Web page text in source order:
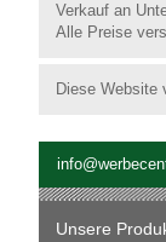
Verkauf an
Alle Preise
Diese Website
Unsere